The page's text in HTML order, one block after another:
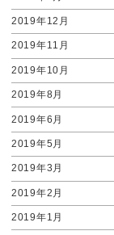
2019年12月
2019年11月
2019年10月
2019年8月
2019年6月
2019年5月
2019年3月
2019年2月
2019年1月